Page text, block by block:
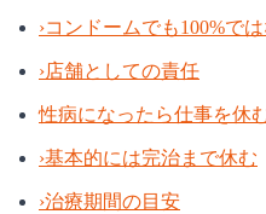
›コンドームでも100%で
›店舗としての責任
性病になったら仕事を休
›基本的には完治まで休む
›治療期間の目安